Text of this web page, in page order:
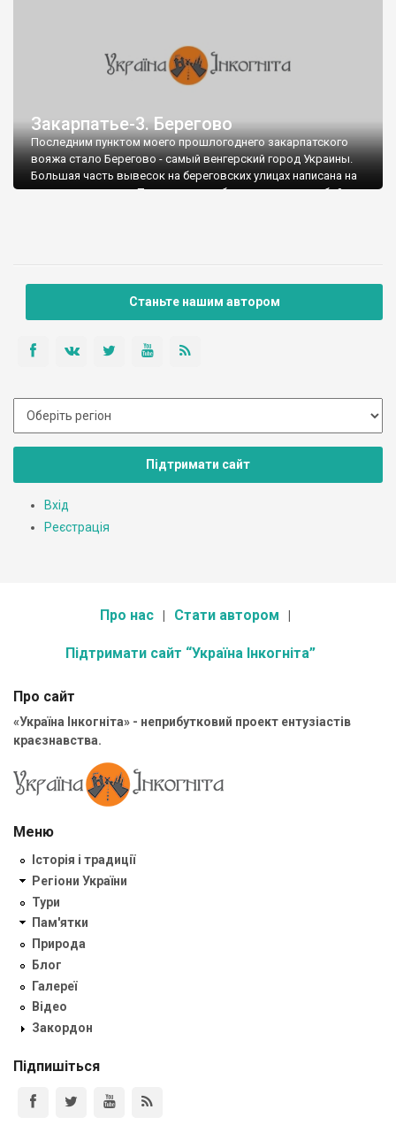
Закарпатье-3. Берегово
Последним пунктом моего прошлогоднего закарпатского
вояжа стало Берегово - самый венгерский город Украины.
Большая часть вывесок на береговских улицах написана на
венгерском языке. По-венгерски общаются между собой
Станьте нашим автором
Підтримати сайт
Вхід
Реєстрація
Про нас Стати автором
Підтримати сайт “Україна Інкогніта”
Про сайт
«Україна Інкогніта» - неприбутковий проект ентузіастів
краєзнавства.
Меню
Історія і традиції
Регіони України
Тури
Пам'ятки
Природа
Блог
Галереї
Відео
Закордон
Підпишіться